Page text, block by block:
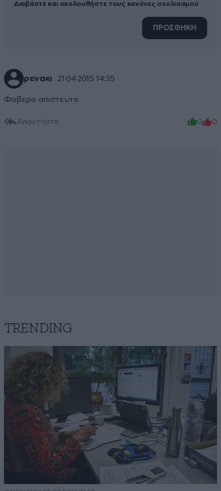
Διαβάστε και ακολουθήστε τους κανόνες σχολιασμού
ΠΡΟΣΘΗΚΗ
ρενακι 21·04·2015 14:35
Φοβερο απιστευτο
Απαντήστε 0 0
TRENDING